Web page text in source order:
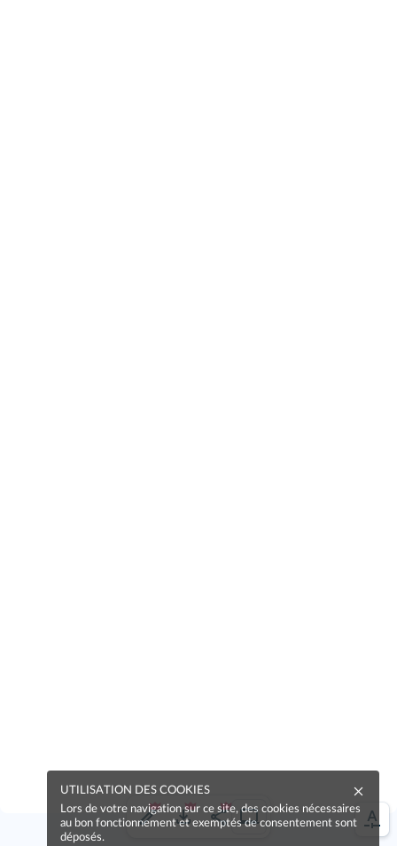
UTILISATION DES COOKIES
Lors de votre navigation sur ce site, des cookies nécessaires
au bon fonctionnement et exemptés de consentement sont
déposés.